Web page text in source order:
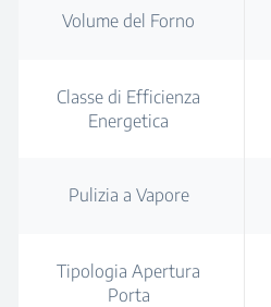
Volume del Forno
Classe di Efficienza
Energetica
Pulizia a Vapore
Tipologia Apertura
Porta